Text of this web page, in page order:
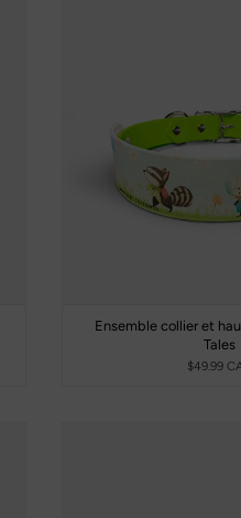
Ensemble collier et
Tales
$49.99